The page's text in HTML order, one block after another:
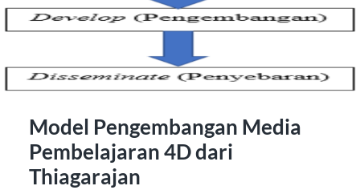
Model Pengembangan Media
Pembelajaran 4D dari
Thiagarajan